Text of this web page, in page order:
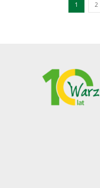
1 2